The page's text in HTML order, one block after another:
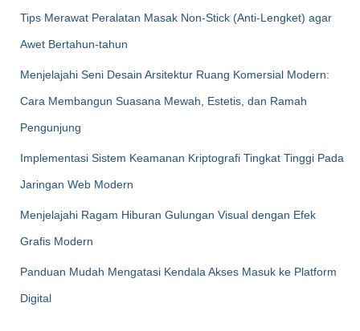
Tips Merawat Peralatan Masak Non-Stick (Anti-Lengket) agar
Awet Bertahun-tahun
Menjelajahi Seni Desain Arsitektur Ruang Komersial Modern:
Cara Membangun Suasana Mewah, Estetis, dan Ramah
Pengunjung
Implementasi Sistem Keamanan Kriptografi Tingkat Tinggi Pada
Jaringan Web Modern
Menjelajahi Ragam Hiburan Gulungan Visual dengan Efek
Grafis Modern
Panduan Mudah Mengatasi Kendala Akses Masuk ke Platform
Digital